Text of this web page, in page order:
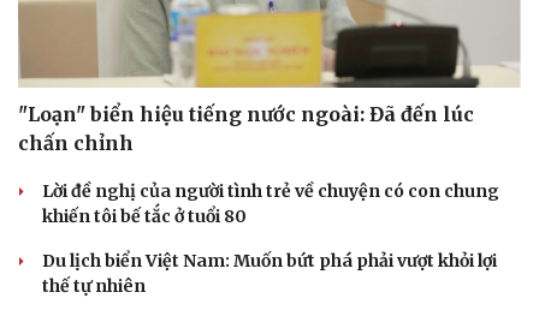
Văn hóa
Giải trí
"Loạn" biển hiệu tiếng nước ngoài: Đã đến lúc
chấn chỉnh
Lời đề nghị của người tình trẻ về chuyện có con chung
khiến tôi bế tắc ở tuổi 80
Du lịch biển Việt Nam: Muốn bứt phá phải vượt khỏi lợi
thế tự nhiên